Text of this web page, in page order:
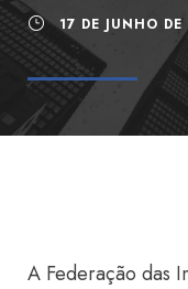
17 DE JUNHO
A Federação das